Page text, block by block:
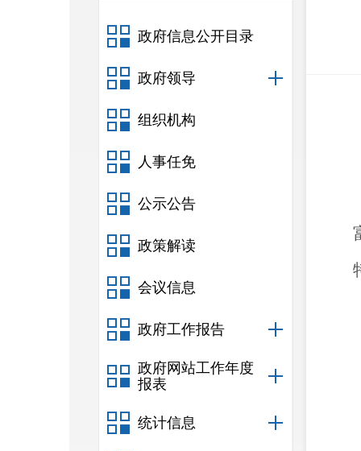
政府信息公开目录
政府领导
组织机构
人事任免
公示公告
政策解读
会议信息
政府工作报告
政府网站工作年度
报表
统计信息